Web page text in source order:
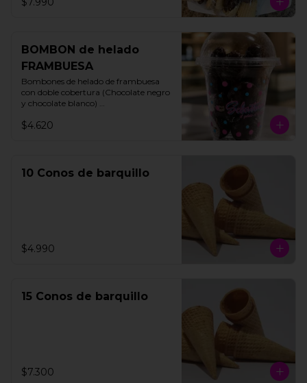
BOMBON de helado
FRAMBUESA
Bombones de helado de frambuesa
con doble cobertura (Chocolate negro
y chocolate blanco)
15 unidades aprox
$4.620
10 Conos de barquillo
$4.990
15 Conos de barquillo
$7.300